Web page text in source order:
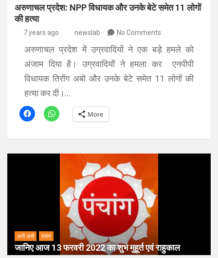
अरुणाचल प्रदेश: NPP विधायक और उनके बेटे समेत 11 लोगों
की हत्या
7 years ago newslab No Comments
अरुणाचल प्रदेश में उग्रवादियों ने एक बड़े हमले को
अंजाम दिया है। उग्रवादियों ने हमला कर एनपीपी
विधायक तिरोंग अबो और उनके बेटे समेत 11 लोगों की
हत्या कर दी।…
More
अभी अभी पंचांग
जानिए आज 13 फरवरी 2022 का शुभ मुहूर्त एवं राहुकाल